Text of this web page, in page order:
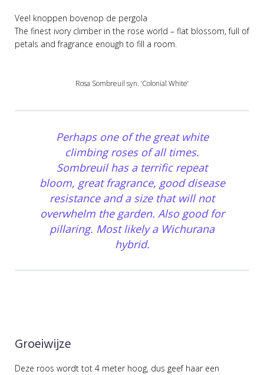
Veel knoppen bovenop de pergola
The finest ivory climber in the rose world – flat blossom, full of
petals and fragrance enough to fill a room.
Rosa Sombreuil syn. ‘Colonial White’
Perhaps one of the great white
climbing roses of all times.
Sombreuil has a terrific repeat
bloom, great fragrance, good disease
resistance and a size that will not
overwhelm the garden. Also good for
pillaring. Most likely a Wichurana
hybrid.
Groeiwijze
Deze roos wordt tot 4 meter hoog, dus geef haar een